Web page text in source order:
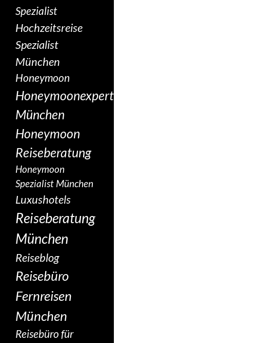
Spezialist
Hochzeitsreise
Spezialist
München
Honeymoon
Honeymoonexperte
München
Honeymoon
Reiseberatung
Honeymoon
Spezialist München
Luxushotels
Reiseberatung
München
Reiseblog
Reisebüro
Fernreisen
München
Reisebüro für